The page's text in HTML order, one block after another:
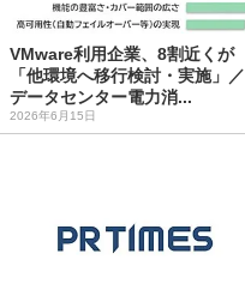
VMware利用企業、8割近くが
「他環境へ移行検討・実施」／
データセンター電力消...
2026年6月15日